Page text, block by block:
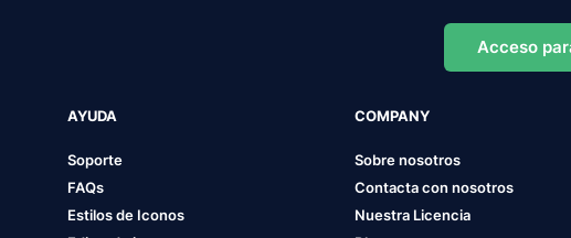
Acceso
AYUDA
Soporte
FAQs
Estilos de Iconos
COMPANY
Sobre nosotros
Contacta con nosotros
Nuestra Licencia